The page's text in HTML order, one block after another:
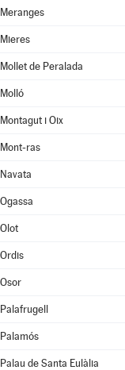
Meranges
Mieres
Mollet de Peralada
Molló
Montagut i Oix
Mont-ras
Navata
Ogassa
Olot
Ordis
Osor
Palafrugell
Palamós
Palau de Santa Eulàlia